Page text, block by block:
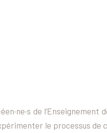
de l’Enseignement
le processus de